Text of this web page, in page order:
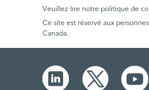
Veuillez lire notre politique de
Ce site est réservé aux
Canada.